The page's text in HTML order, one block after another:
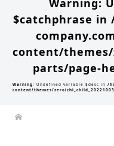
Warning:
$catchphrase in
content/themes/
parts/page-
Warning: Undefined variable $desc in /
content/themes/